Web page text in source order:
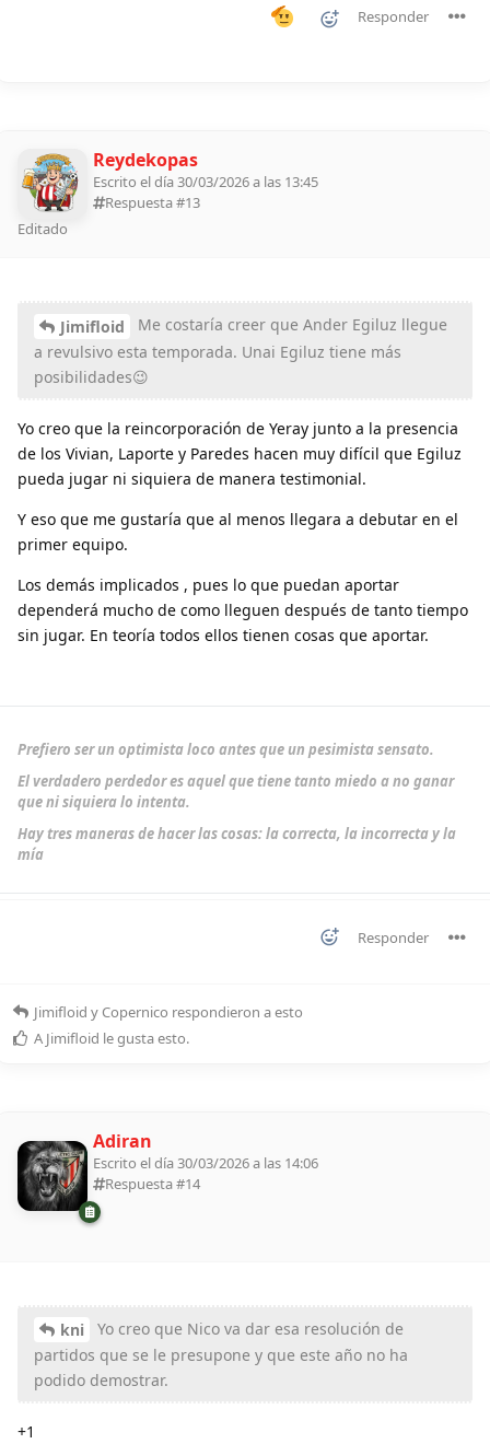
Responder
Reydekopas
Escrito el día 30/03/2026 a las 13:45
Respuesta #13
Editado
Jimifloid
Me costaría creer que Ander Egiluz llegue
a revulsivo esta temporada. Unai Egiluz tiene más
posibilidades😉
Yo creo que la reincorporación de Yeray junto a la presencia
de los Vivian, Laporte y Paredes hacen muy difícil que Egiluz
pueda jugar ni siquiera de manera testimonial.
Y eso que me gustaría que al menos llegara a debutar en el
primer equipo.
Los demás implicados , pues lo que puedan aportar
dependerá mucho de como lleguen después de tanto tiempo
sin jugar. En teoría todos ellos tienen cosas que aportar.
Prefiero ser un optimista loco antes que un pesimista sensato.
El verdadero perdedor es aquel que tiene tanto miedo a no ganar
que ni siquiera lo intenta.
Hay tres maneras de hacer las cosas: la correcta, la incorrecta y la
mía
Responder
Jimifloid y Copernico respondieron a esto
A Jimifloid le gusta esto.
Adiran
Escrito el día 30/03/2026 a las 14:06
Respuesta #14
kni
Yo creo que Nico va dar esa resolución de
partidos que se le presupone y que este año no ha
podido demostrar.
+1